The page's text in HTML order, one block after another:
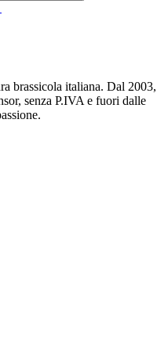
brassicola italiana. Dal 2003,
senza P.IVA e fuori dalle